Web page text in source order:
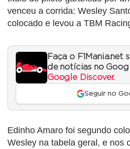
venceu a corrida: Wesley
colocado e levou a TBM
Faça o F1Mania.net
de notícias no
Google Discover.
Seguir no
Edinho Amaro foi segundo
Wesley na tabela geral, e nos